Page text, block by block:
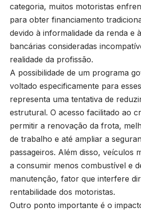
categoria, muitos motoristas
para obter financiamento
devido à informalidade da renda e
bancárias consideradas
realidade da profissão.
A possibilidade de um programa
voltado especificamente para
representa uma tentativa de
estrutural. O acesso facilitado ao
permitir a renovação da frota,
de trabalho e até ampliar a
passageiros. Além disso, veículos
a consumir menos combustível e
manutenção, fator que interfere
rentabilidade dos motoristas.
Outro ponto importante é o